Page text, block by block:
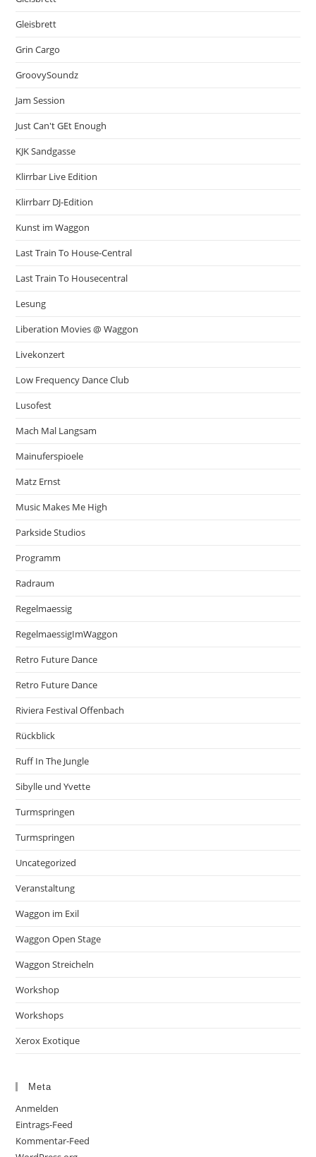
Gleisbrett
Grin Cargo
GroovySoundz
Jam Session
Just Can't GEt Enough
KJK Sandgasse
Klirrbar Live Edition
Klirrbarr DJ-Edition
Kunst im Waggon
Last Train To House-Central
Last Train To Housecentral
Lesung
Liberation Movies @ Waggon
Livekonzert
Low Frequency Dance Club
Lusofest
Mach Mal Langsam
Mainuferspioele
Matz Ernst
Music Makes Me High
Parkside Studios
Programm
Radraum
Regelmaessig
RegelmaessigImWaggon
Retro Future Dance
Retro Future Dance
Riviera Festival Offenbach
Rückblick
Ruff In The Jungle
Sibylle und Yvette
Turmspringen
Turmspringen
Uncategorized
Veranstaltung
Waggon im Exil
Waggon Open Stage
Waggon Streicheln
Workshop
Workshops
Xerox Exotique
Meta
Anmelden
Eintrags-Feed
Kommentar-Feed